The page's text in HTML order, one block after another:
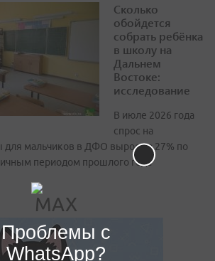
Сколько
обойдется
собрать ребёнка
в школу на
Дальнем
Востоке:
исследование
В июле 2026 года
спрос на
мальчиков в ДФО вырос на 27% по
периодом прошлого года
Проблемы с
WhatsApp?